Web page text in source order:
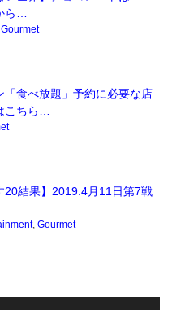
ら…
Gourmet
「食べ放題」予約に必要な店
こちら…
20結果】2019.4月11日第7戦
, Gourmet